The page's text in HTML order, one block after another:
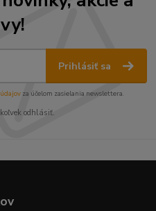
Prihlásiť sa
za účelom zasielania newslettera.
odhlásiť.